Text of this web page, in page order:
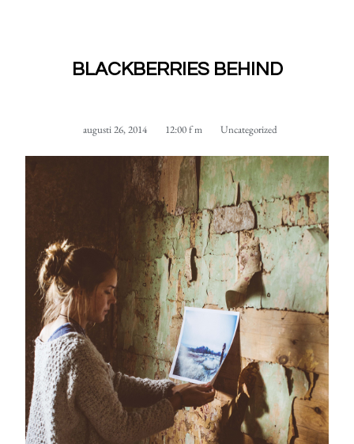
BLACKBERRIES BEHIND
augusti 26, 2014 12:00 f m Uncategorized